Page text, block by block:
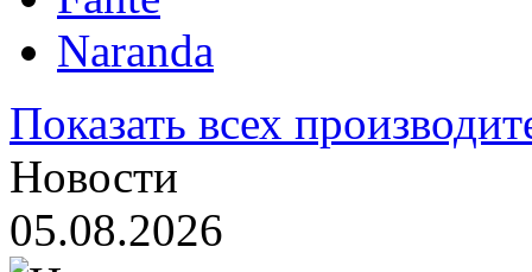
Naranda
Показать всех
Новости
05.08.2026